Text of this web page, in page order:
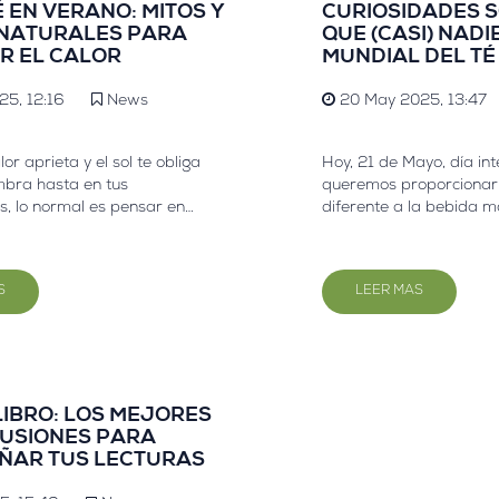
EN VERANO: MITOS Y
PARA
EL CALOR
12:16 News
aprieta y el sol te obliga
hasta en tus
lo normal es pensar en
Y no, no estamos locos.
cuento. Desde hace
40 grados... ¿Y no mueren
No, y tampoco lo hacen por
los beneficios que esto
CURIOSIDADES
QUE (CASI)
MUNDIAL DEL TÉ
20 May 2025, 13:47
Hoy, 21 de Mayo, día
queremos
diferente a la bebida
millones de fieles en
tras cada taza
LEER MAS
LOS MEJORES
PARA
TUS LECTURAS